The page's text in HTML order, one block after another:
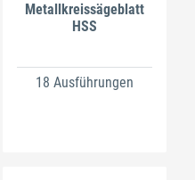
Metallkreissägeblatt
HSS
18 Ausführungen